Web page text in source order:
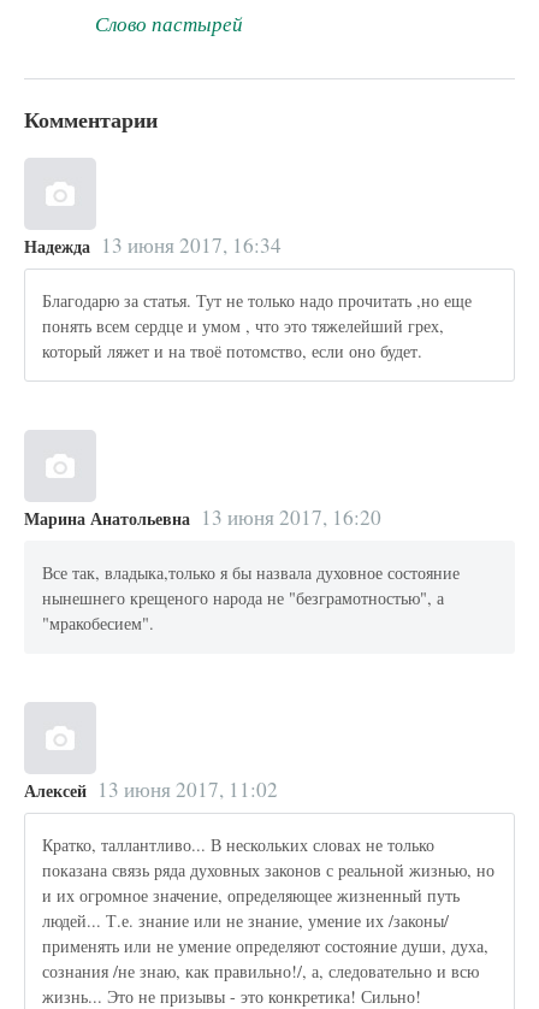
Слово пастырей
Комментарии
Надежда 13 июня 2017, 16:34
Благодарю за статья. Тут не только надо прочитать ,но еще
понять всем сердце и умом , что это тяжелейший грех,
который ляжет и на твоё потомство, если оно будет.
Марина Анатольевна 13 июня 2017, 16:20
Все так, владыка,только я бы назвала духовное состояние
нынешнего крещеного народа не "безграмотностью", а
"мракобесием".
Алексей 13 июня 2017, 11:02
Кратко, таллантливо... В нескольких словах не только
показана связь ряда духовных законов с реальной жизнью, но
и их огромное значение, определяющее жизненный путь
людей... Т.е. знание или не знание, умение их /законы/
применять или не умение определяют состояние души, духа,
сознания /не знаю, как правильно!/, а, следовательно и всю
жизнь... Это не призывы - это конкретика! Сильно!